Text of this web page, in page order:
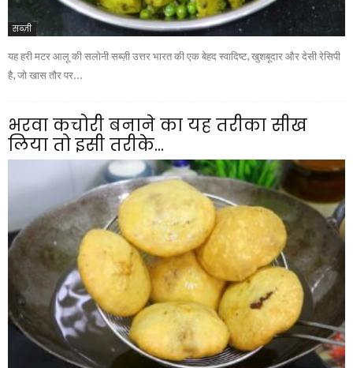
सब्ज़ी
यह हरी मटर आलू की सलोनी सब्ज़ी उत्तर भारत की एक बेहद स्वादिष्ट, खुशबूदार और देसी रेसिपी
है, जो खास तौर पर...
भरवा कचोरी बनाने का यह तरीका सीख
लिया तो इसी तरीके...